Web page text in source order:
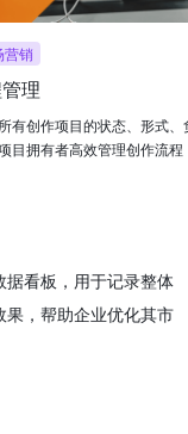
营销
理
有创作项目的状态、形式、
目拥有者高效管理创作流程
据看板，用于记录整体
果，帮助企业优化其市